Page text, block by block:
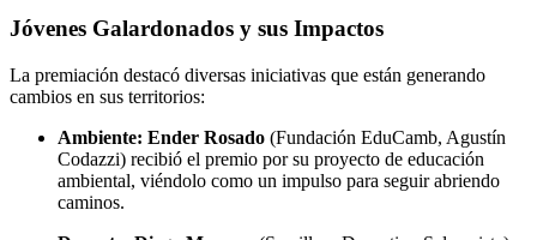
Jóvenes Galardonados y sus Impactos
La premiación destacó diversas iniciativas que están generando
cambios en sus territorios:
Ambiente: Ender Rosado (Fundación EduCamb, Agustín
Codazzi) recibió el premio por su proyecto de educación
ambiental, viéndolo como un impulso para seguir abriendo
caminos.